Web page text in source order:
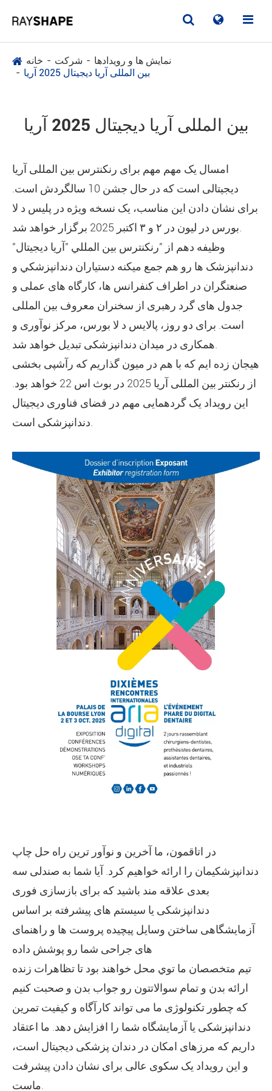
خانه شرکت
نمایش ها و رویدادها
بین المللی آریا دیجیتال 2025 آریا
بین المللی آریا دیجیتال 2025 آریا
امسال یک مهم مهم برای رنکنترس بین المللی آریا
دیجیتالی است که در حال جشن 10 سالگردش است.
برای نشان دادن این مناسب، یک نسخه ویژه در پلیس د لا
وظيفه دهم از "رنکنترس بين المللي "آريا ديجيتال"
دندانپزشک ها رو هم جمع ميکنه دستياران دندانپزشکي و
صنعتگران در اطراف کنفرانس ها، کارگاه های عملی و
جدول های گرد رهبری از سخنران معروف بین المللی
است. برای دو روز، پالایس د لا بورس، مرکز نوآوری و
هیجان زده ایم که با هم در میون گذاریم که رآشپی بخشی
از رنکنتر بین المللی آریا 2025 در بوث اس 22 خواهد بود.
این رویداد یک گردهمایی مهم در فضای فناوری دیجیتال
در اتاقمون، ما آخرین و نوآور ترین راه حل چاپ
دندانپزشکیمان را ارائه خواهیم کرد. آیا شما به صندلی سه
بعدی علاقه مند باشید که برای بازسازی فوری
دندانپزشکی یا سیستم های پیشرفته بر اساس
آزمایشگاهی ساختن وسايل پيچيده پروست ها و راهنمای
های جراحی شما رو پوشش داده
تيم متخصصان ما توي محل خواهند بود تا تظاهرات زنده
ارائه بدن و تمام سوالاتتون رو جواب بدن و صحبت کنیم
که چطور تکنولوژی ما می تواند کارآگاه و کیفیت تمرین
دندانپزشکی یا آزمایشگاه شما را افزایش دهد. ما اعتقاد
داریم که مرزهای امکان در دندان پزشکی دیجیتال است،
و این رویداد یک سکوی عالی برای نشان دادن پیشرفت